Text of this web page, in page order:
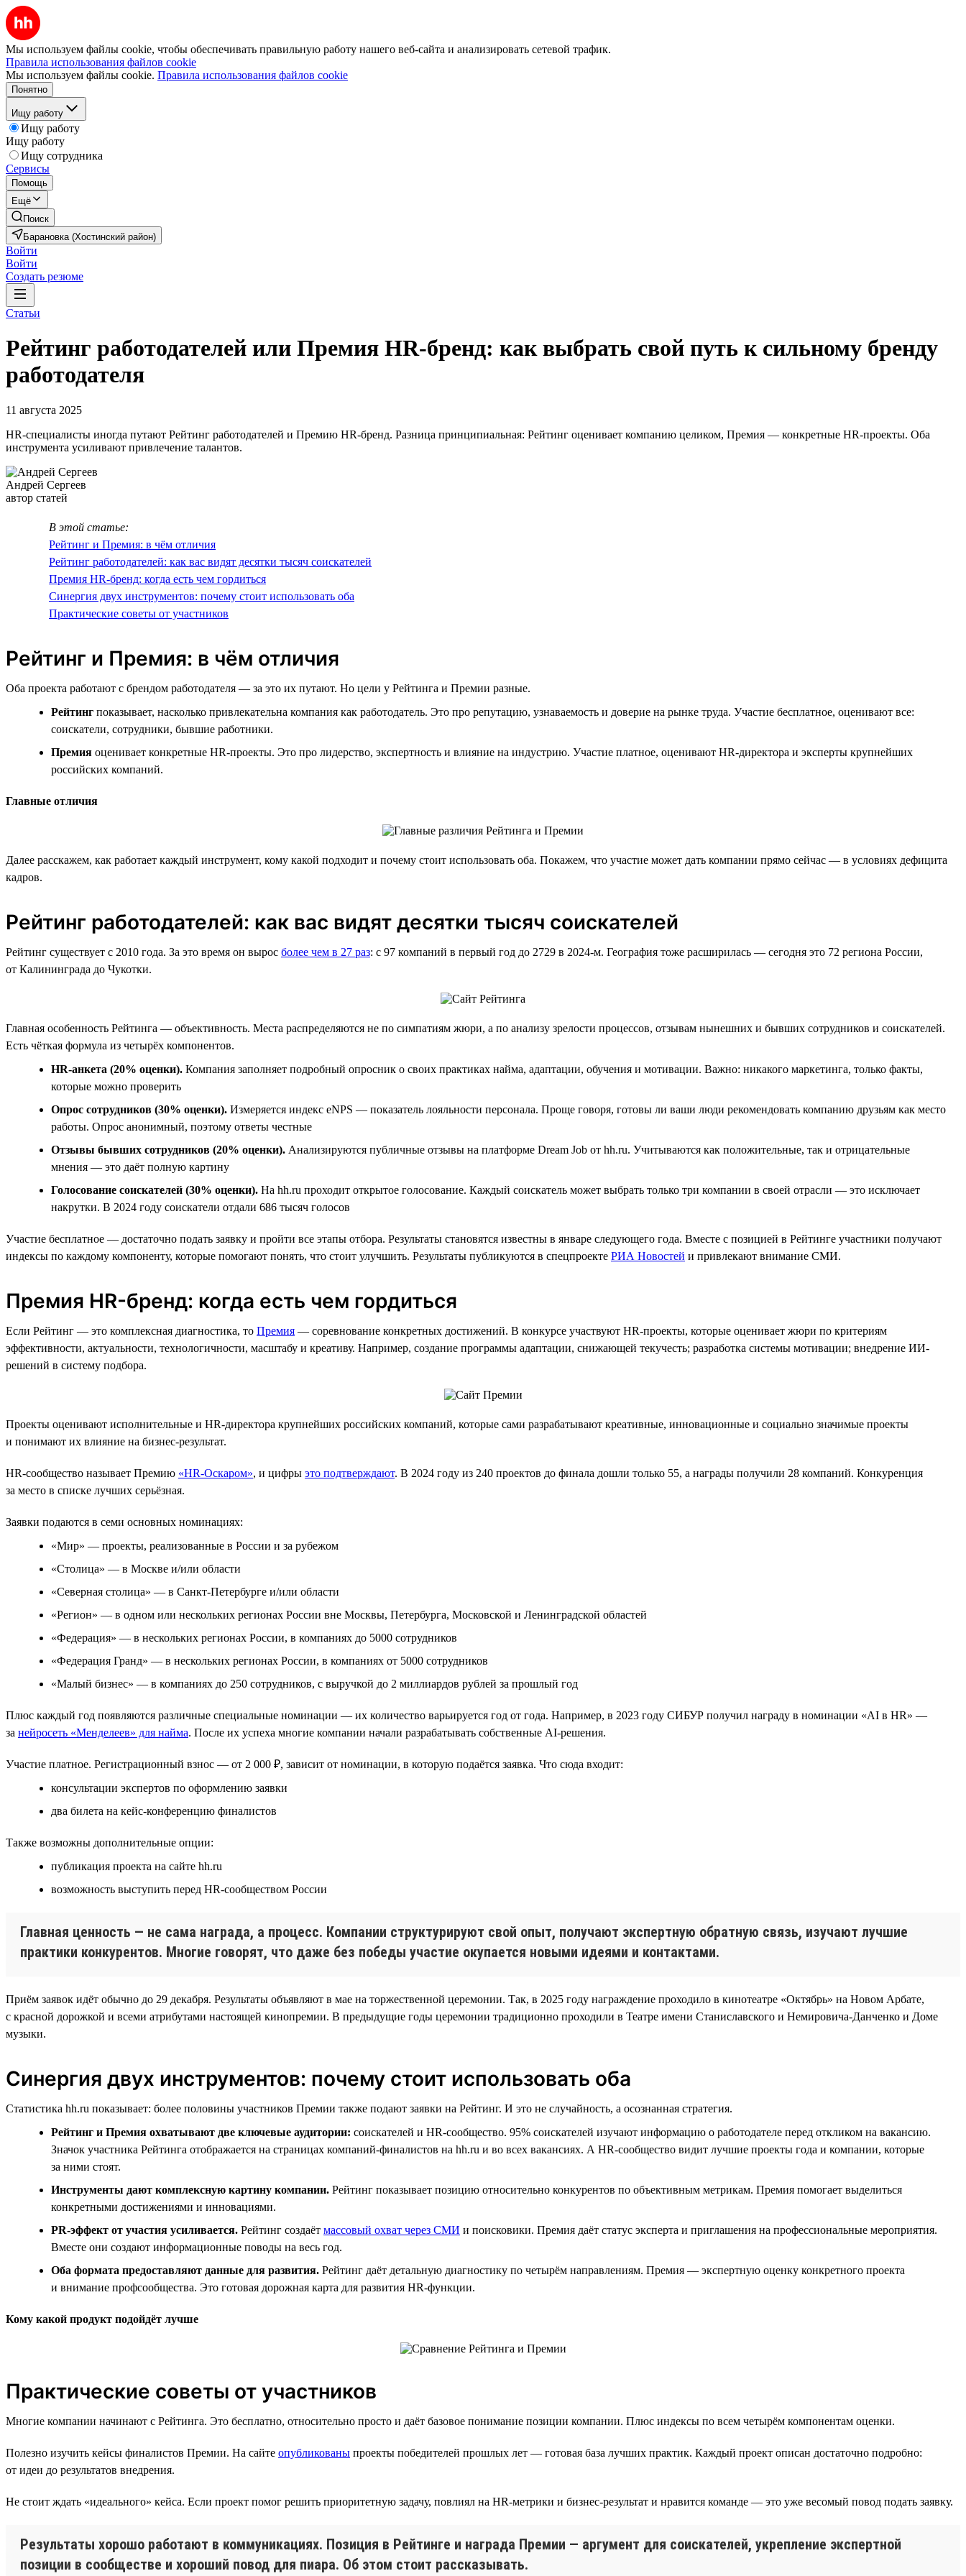
Мы используем файлы cookie, чтобы обеспечивать правильную работу нашего веб-сайта и анализировать сетевой трафик.
Правила использования файлов cookie
Мы используем файлы cookie. Правила использования файлов cookie
Понятно
Ищу работу
Ищу работу
Ищу работу
Ищу сотрудника
Сервисы
Помощь
Ещё
Поиск
Барановка (Хостинский район)
Войти
Войти
Создать резюме
Статьи
Рейтинг работодателей или Премия HR-бренд: как выбрать свой путь к сильному бренду
работодателя
11 августа 2025
HR-специалисты иногда путают Рейтинг работодателей и Премию HR-бренд. Разница принципиальная: Рейтинг оценивает компанию целиком, Премия — конкретные HR-проекты. Оба
инструмента усиливают привлечение талантов.
Андрей Сергеев
автор статей
В этой статье:
Рейтинг и Премия: в чём отличия
Рейтинг работодателей: как вас видят десятки тысяч соискателей
Премия HR-бренд: когда есть чем гордиться
Синергия двух инструментов: почему стоит использовать оба
Практические советы от участников
Рейтинг и Премия: в чём отличия
Оба проекта работают с брендом работодателя — за это их путают. Но цели у Рейтинга и Премии разные.
Рейтинг показывает, насколько привлекательна компания как работодатель. Это про репутацию, узнаваемость и доверие на рынке труда. Участие бесплатное, оценивают все:
соискатели, сотрудники, бывшие работники.
Премия оценивает конкретные HR-проекты. Это про лидерство, экспертность и влияние на индустрию. Участие платное, оценивают HR-директора и эксперты крупнейших
российских компаний.
Главные отличия
Далее расскажем, как работает каждый инструмент, кому какой подходит и почему стоит использовать оба. Покажем, что участие может дать компании прямо сейчас — в условиях дефицита
кадров.
Рейтинг работодателей: как вас видят десятки тысяч соискателей
Рейтинг существует с 2010 года. За это время он вырос более чем в 27 раз: с 97 компаний в первый год до 2729 в 2024-м. География тоже расширилась — сегодня это 72 региона России,
от Калининграда до Чукотки.
Главная особенность Рейтинга — объективность. Места распределяются не по симпатиям жюри, а по анализу зрелости процессов, отзывам нынешних и бывших сотрудников и соискателей.
Есть чёткая формула из четырёх компонентов.
HR-анкета (20% оценки). Компания заполняет подробный опросник о своих практиках найма, адаптации, обучения и мотивации. Важно: никакого маркетинга, только факты,
которые можно проверить
Опрос сотрудников (30% оценки). Измеряется индекс eNPS — показатель лояльности персонала. Проще говоря, готовы ли ваши люди рекомендовать компанию друзьям как место
работы. Опрос анонимный, поэтому ответы честные
Отзывы бывших сотрудников (20% оценки). Анализируются публичные отзывы на платформе Dream Job от hh.ru. Учитываются как положительные, так и отрицательные
мнения — это даёт полную картину
Голосование соискателей (30% оценки). На hh.ru проходит открытое голосование. Каждый соискатель может выбрать только три компании в своей отрасли — это исключает
накрутки. В 2024 году соискатели отдали 686 тысяч голосов
Участие бесплатное — достаточно подать заявку и пройти все этапы отбора. Результаты становятся известны в январе следующего года. Вместе с позицией в Рейтинге участники получают
индексы по каждому компоненту, которые помогают понять, что стоит улучшить. Результаты публикуются в спецпроекте РИА Новостей и привлекают внимание СМИ.
Премия HR-бренд: когда есть чем гордиться
Если Рейтинг — это комплексная диагностика, то Премия — соревнование конкретных достижений. В конкурсе участвуют HR-проекты, которые оценивает жюри по критериям
эффективности, актуальности, технологичности, масштабу и креативу. Например, создание программы адаптации, снижающей текучесть; разработка системы мотивации; внедрение ИИ-
решений в систему подбора.
Проекты оценивают исполнительные и HR-директора крупнейших российских компаний, которые сами разрабатывают креативные, инновационные и социально значимые проекты
и понимают их влияние на бизнес-результат.
HR-сообщество называет Премию «HR-Оскаром», и цифры это подтверждают. В 2024 году из 240 проектов до финала дошли только 55, а награды получили 28 компаний. Конкуренция
за место в списке лучших серьёзная.
Заявки подаются в семи основных номинациях:
«Мир» — проекты, реализованные в России и за рубежом
«Столица» — в Москве и/или области
«Северная столица» — в Санкт-Петербурге и/или области
«Регион» — в одном или нескольких регионах России вне Москвы, Петербурга, Московской и Ленинградской областей
«Федерация» — в нескольких регионах России, в компаниях до 5000 сотрудников
«Федерация Гранд» — в нескольких регионах России, в компаниях от 5000 сотрудников
«Малый бизнес» — в компаниях до 250 сотрудников, с выручкой до 2 миллиардов рублей за прошлый год
Плюс каждый год появляются различные специальные номинации — их количество варьируется год от года. Например, в 2023 году СИБУР получил награду в номинации «AI в HR» —
за нейросеть «Менделеев» для найма. После их успеха многие компании начали разрабатывать собственные AI-решения.
Участие платное. Регистрационный взнос — от 2 000 ₽, зависит от номинации, в которую подаётся заявка. Что сюда входит:
консультации экспертов по оформлению заявки
два билета на кейс-конференцию финалистов
Также возможны дополнительные опции:
публикация проекта на сайте hh.ru
возможность выступить перед HR-сообществом России
Главная ценность — не сама награда, а процесс. Компании структурируют свой опыт, получают экспертную обратную связь, изучают лучшие
практики конкурентов. Многие говорят, что даже без победы участие окупается новыми идеями и контактами.
Приём заявок идёт обычно до 29 декабря. Результаты объявляют в мае на торжественной церемонии. Так, в 2025 году награждение проходило в кинотеатре «Октябрь» на Новом Арбате,
с красной дорожкой и всеми атрибутами настоящей кинопремии. В предыдущие годы церемонии традиционно проходили в Театре имени Станиславского и Немировича-Данченко и Доме
музыки.
Синергия двух инструментов: почему стоит использовать оба
Статистика hh.ru показывает: более половины участников Премии также подают заявки на Рейтинг. И это не случайность, а осознанная стратегия.
Рейтинг и Премия охватывают две ключевые аудитории: соискателей и HR-сообщество. 95% соискателей изучают информацию о работодателе перед откликом на вакансию.
Значок участника Рейтинга отображается на страницах компаний-финалистов на hh.ru и во всех вакансиях. А HR-сообщество видит лучшие проекты года и компании, которые
за ними стоят.
Инструменты дают комплексную картину компании. Рейтинг показывает позицию относительно конкурентов по объективным метрикам. Премия помогает выделиться
конкретными достижениями и инновациями.
PR-эффект от участия усиливается. Рейтинг создаёт массовый охват через СМИ и поисковики. Премия даёт статус эксперта и приглашения на профессиональные мероприятия.
Вместе они создают информационные поводы на весь год.
Оба формата предоставляют данные для развития. Рейтинг даёт детальную диагностику по четырём направлениям. Премия — экспертную оценку конкретного проекта
и внимание профсообщества. Это готовая дорожная карта для развития HR-функции.
Кому какой продукт подойдёт лучше
Практические советы от участников
Многие компании начинают с Рейтинга. Это бесплатно, относительно просто и даёт базовое понимание позиции компании. Плюс индексы по всем четырём компонентам оценки.
Полезно изучить кейсы финалистов Премии. На сайте опубликованы проекты победителей прошлых лет — готовая база лучших практик. Каждый проект описан достаточно подробно:
от идеи до результатов внедрения.
Не стоит ждать «идеального» кейса. Если проект помог решить приоритетную задачу, повлиял на HR-метрики и бизнес-результат и нравится команде — это уже весомый повод подать заявку.
Результаты хорошо работают в коммуникациях. Позиция в Рейтинге и награда Премии — аргумент для соискателей, укрепление экспертной
позиции в сообществе и хороший повод для пиара. Об этом стоит рассказывать.